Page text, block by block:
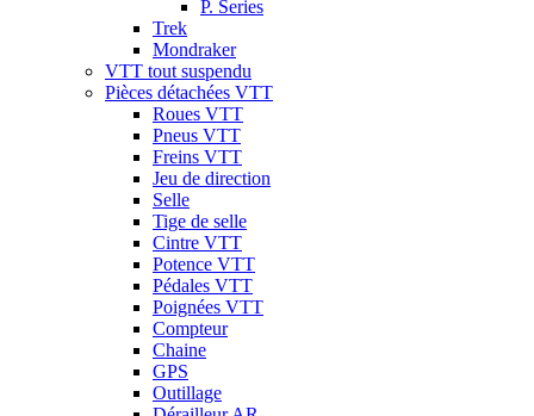
P. Series
Trek
Mondraker
VTT tout suspendu
Pièces détachées VTT
Roues VTT
Pneus VTT
Freins VTT
Jeu de direction
Selle
Tige de selle
Cintre VTT
Potence VTT
Pédales VTT
Poignées VTT
Compteur
Chaine
GPS
Outillage